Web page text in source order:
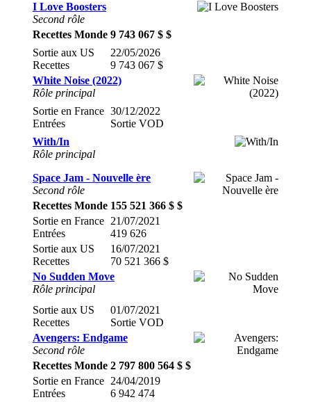
I Love Boosters
Second rôle
Recettes Monde 9 743 067 $ $
Sortie aux US
Recettes
22/05/2026
9 743 067 $
White Noise (2022)
Rôle principal
Sortie en France
Entrées
30/12/2022
Sortie VOD
With/In
Rôle principal
Space Jam - Nouvelle ère
Second rôle
Recettes Monde 155 521 366 $ $
Sortie en France
Entrées
21/07/2021
419 626
Sortie aux US
Recettes
16/07/2021
70 521 366 $
No Sudden Move
Rôle principal
Sortie aux US
Recettes
01/07/2021
Sortie VOD
Avengers: Endgame
Second rôle
Recettes Monde 2 797 800 564 $ $
Sortie en France
Entrées
24/04/2019
6 942 474